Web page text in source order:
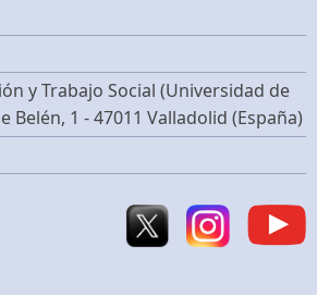
y Trabajo Social (Universidad de
Belén, 1 - 47011 Valladolid (España)